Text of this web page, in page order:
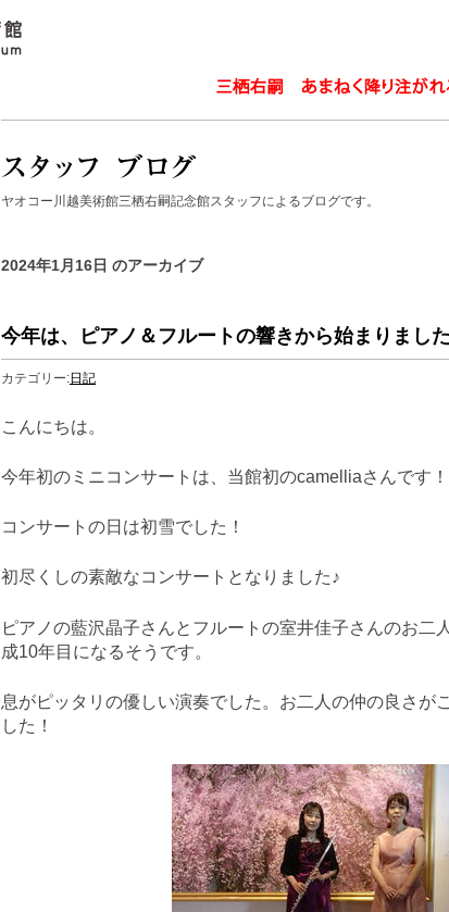
ヤオコー川越美術館三栖右嗣記念館スタッフによるブログです。
2024年1月16日 のアーカイブ
今年は、ピアノ＆フルートの響きから始まりまし
カテゴリー:日記
こんにちは。
今年初のミニコンサートは、当館初のcamelliaさんです！
コンサートの日は初雪でした！
初尽くしの素敵なコンサートとなりました♪
ピアノの藍沢晶子さんとフルートの室井佳子さんのお二
成10年目になるそうです。
息がピッタリの優しい演奏でした。お二人の仲の良さが
した！